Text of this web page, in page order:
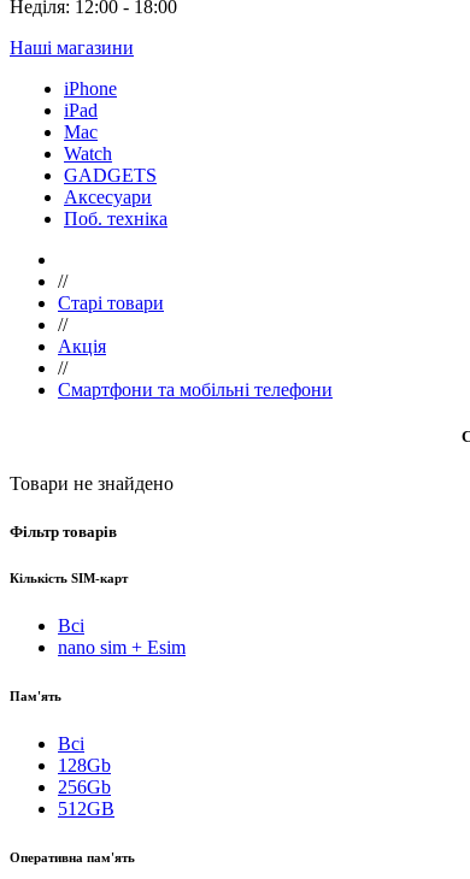
Неділя: 12:00 - 18:00
Наші магазини
iPhone
iPad
Mac
Watch
GADGETS
Аксесуари
Поб. техніка
//
Старі товари
//
Акція
//
Смартфони та мобільні телефони
Товари не знайдено
Фільтр товарів
Кількість SIM-карт
Всі
nano sim + Esim
Пам'ять
Всі
128Gb
256Gb
512GB
Оперативна пам'ять